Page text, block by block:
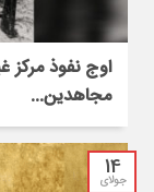
اوج نفوذ مرکز
مجاهدین...
14
جولای